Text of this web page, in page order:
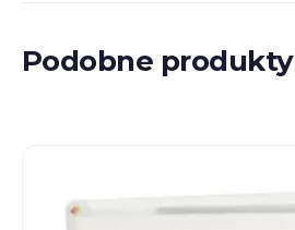
Podobne produkty